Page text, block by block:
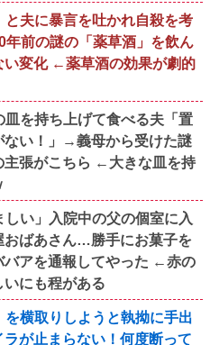
と夫に暴言を吐かれ自殺を考
前の謎の「薬草酒」を飲ん
い変化 ←薬草酒の効果が劇的
を持ち上げて食べる夫「置
ない！」→義母から受けた謎
主張がこちら ←大きな皿を持
しい」入院中の父の個室に入
おばあさん…勝手にお菓子を
バアを通報してやった ←赤の
にも程がある
横取りしようと執拗に手出
が止まらない！何度断って